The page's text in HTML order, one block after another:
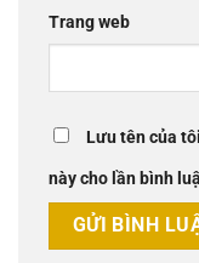
Trang web
Lưu tên của
này cho lần bình